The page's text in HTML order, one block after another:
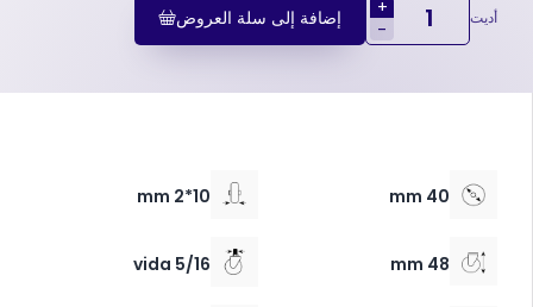
أديت
+
-
إضافة إلى سلة العروض
40 mm
10*2 mm
48 mm
5/16 vida